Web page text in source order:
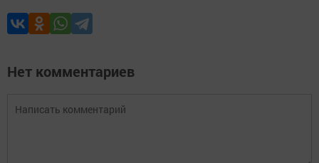
Нет комментариев